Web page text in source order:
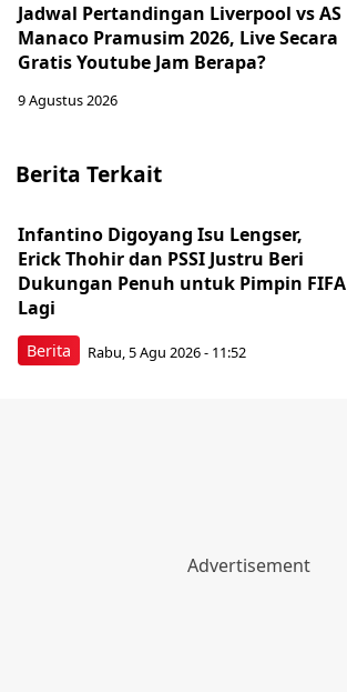
Jadwal Pertandingan Liverpool vs AS
Manaco Pramusim 2026, Live Secara
Gratis Youtube Jam Berapa?
9 Agustus 2026
Berita Terkait
Berita
Infantino Digoyang Isu Lengser,
Erick Thohir dan PSSI Justru Beri
Dukungan Penuh untuk Pimpin FIFA
Lagi
Rabu, 5 Agu 2026 - 11:52